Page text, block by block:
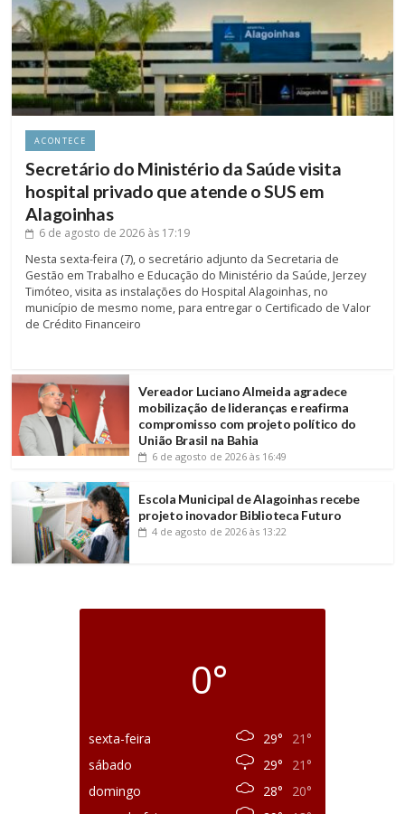
ACONTECE
Secretário do Ministério da Saúde visita
hospital privado que atende o SUS em
Alagoinhas
6 de agosto de 2026 às 17:19
Nesta sexta-feira (7), o secretário adjunto da Secretaria de
Gestão em Trabalho e Educação do Ministério da Saúde, Jerzey
Timóteo, visita as instalações do Hospital Alagoinhas, no
município de mesmo nome, para entregar o Certificado de Valor
de Crédito Financeiro
Vereador Luciano Almeida agradece
mobilização de lideranças e reafirma
compromisso com projeto político do
União Brasil na Bahia
6 de agosto de 2026 às 16:49
Escola Municipal de Alagoinhas recebe
projeto inovador Biblioteca Futuro
4 de agosto de 2026 às 13:22
0°
sexta-feira 29°
21°
sábado
29°
21°
domingo
28°
20°